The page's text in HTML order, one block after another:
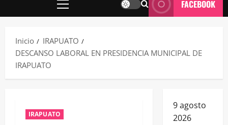
Menú
FACEBOOK
Inicio
IRAPUATO
DESCANSO LABORAL EN PRESIDENCIA MUNICIPAL DE
IRAPUATO
IRAPUATO
9 agosto
2026